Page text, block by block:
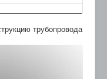
трубопровода